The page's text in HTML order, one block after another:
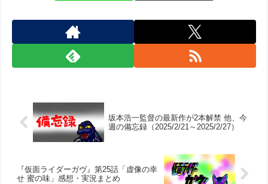
坂本浩一監督の最新作が2本解禁 他、今
週の備忘録（2025/2/21～2025/2/27）
『仮面ライダーガヴ』第25話「虚像の幸
せ 蜜の味」感想・実況まとめ